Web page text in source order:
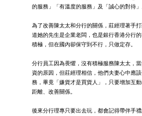
的服務」「有溫度的服務」及「誠心的對待」
為了改善陳太太和分行的關係，莊經理著手
道她的先生是企業老闆，也是銀行香港分行
積極，但在國內卻保守到不行，只做定存。
分行員工因為畏懼，沒有積極服務陳太太，
資的原因，但莊經理相信，他們夫妻心中應
務，畢竟「嫌貨才是買貨人」，只要增加互
距離、改善關係。
後來分行理專只要出去玩，都會記得帶伴手